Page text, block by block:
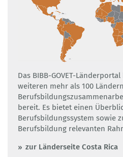
Das BIBB-GOVET-
weiteren mehr als 100
bereit. Es bietet einen
Berufsbildungssystem sowie
Berufsbildung relevanten
zur Länderseite Costa Rica